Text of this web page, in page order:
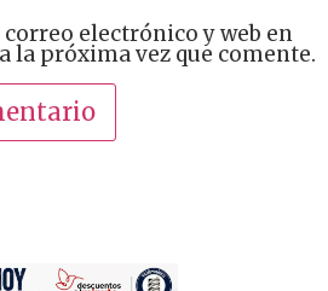
electrónico y web en
la próxima vez que comente.